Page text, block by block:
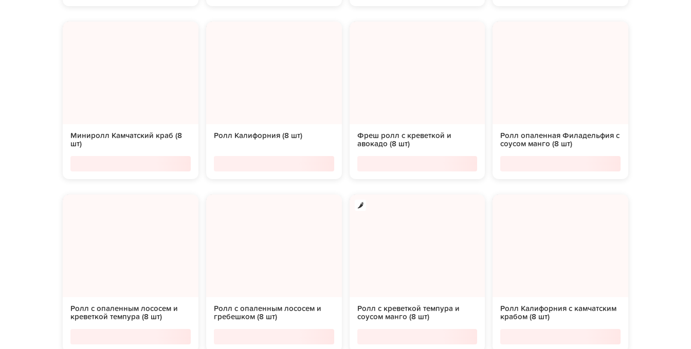
Миниролл Камчатский краб (8
шт)
Ролл Калифорния (8 шт)
Фреш ролл с креветкой и
авокадо (8 шт)
Ролл опаленная Филадельфия с
соусом манго (8 шт)
Ролл с опаленным лососем и
креветкой темпура (8 шт)
Ролл с опаленным лососем и
гребешком (8 шт)
Ролл с креветкой темпура и
соусом манго (8 шт)
Ролл Калифорния с камчатским
крабом (8 шт)